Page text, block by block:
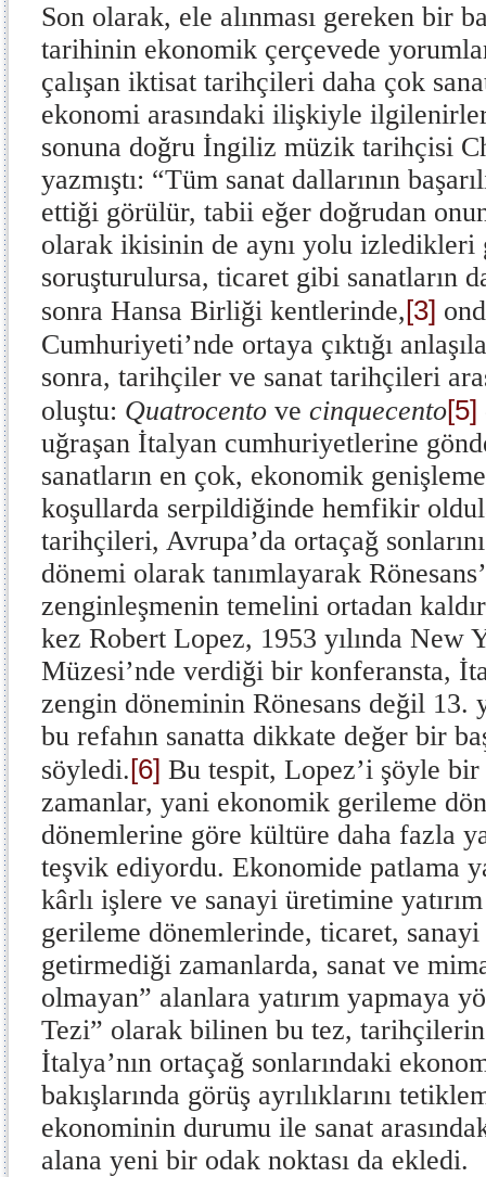
Son olarak, ele alınması gereken bir
tarihinin ekonomik çerçevede
çalışan iktisat tarihçileri daha çok
ekonomi arasındaki ilişkiyle
sonuna doğru İngiliz müzik tarihçisi
yazmıştı: “Tüm sanat dallarının
ettiği görülür, tabii eğer doğrudan
olarak ikisinin de aynı yolu
soruşturulursa, ticaret gibi sanatların
sonra Hansa Birliği kentlerinde,[3]
Cumhuriyeti’nde ortaya çıktığı
sonra, tarihçiler ve sanat tarihçileri
oluştu: Quatrocento ve cinquecento[5]
uğraşan İtalyan cumhuriyetlerine
sanatların en çok, ekonomik
koşullarda serpildiğinde hemfikir
tarihçileri, Avrupa’da ortaçağ
dönemi olarak tanımlayarak
zenginleşmenin temelini ortadan
kez Robert Lopez, 1953 yılında New
Müzesi’nde verdiği bir konferansta,
zengin döneminin Rönesans değil 13.
bu refahın sanatta dikkate değer bir
söyledi.[6] Bu tespit, Lopez’i şöyle
zamanlar, yani ekonomik gerileme
dönemlerine göre kültüre daha fazla
teşvik ediyordu. Ekonomide patlama
kârlı işlere ve sanayi üretimine
gerileme dönemlerinde, ticaret,
getirmediği zamanlarda, sanat ve
olmayan” alanlara yatırım yapmaya
Tezi” olarak bilinen bu tez,
İtalya’nın ortaçağ sonlarındaki
bakışlarında görüş ayrılıklarını
ekonominin durumu ile sanat
alana yeni bir odak noktası da ekledi.